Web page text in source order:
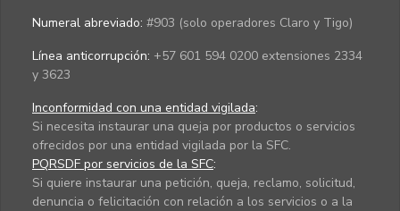
Numeral abreviado: #903 (solo operadores Claro y Tigo)
Línea anticorrupción: +57 601 594 0200 extensiones 2334
y 3623
Inconformidad con una entidad vigilada:
Si necesita instaurar una queja por productos o servicios
ofrecidos por una entidad vigilada por la SFC.
PQRSDF por servicios de la SFC:
Si quiere instaurar una petición, queja, reclamo, solicitud,
denuncia o felicitación con relación a los servicios o a la